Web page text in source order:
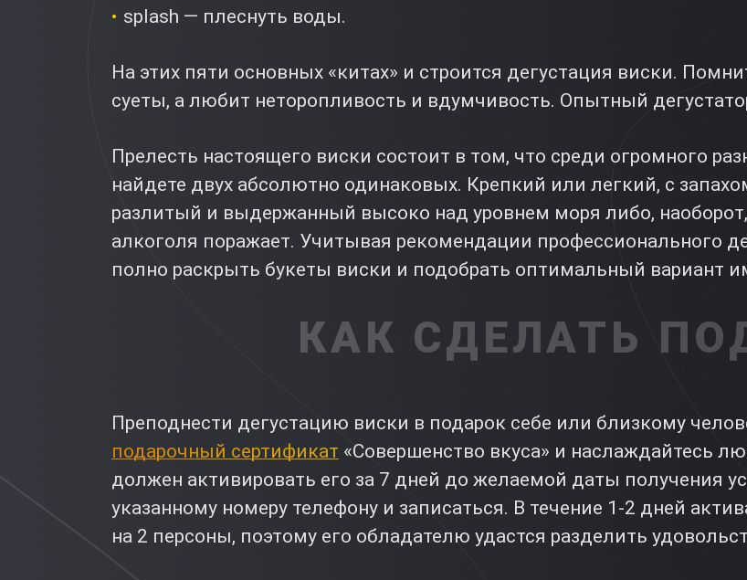
splash — плеснуть воды.
На этих пяти основных «китах» и строится дегустация виски.
суеты, а любит неторопливость и вдумчивость. Опытный
Прелесть настоящего виски состоит в том, что среди огромного
найдете двух абсолютно одинаковых. Крепкий или легкий, с
разлитый и выдержанный высоко над уровнем моря либо,
алкоголя поражает. Учитывая рекомендации профессионального
полно раскрыть букеты виски и подобрать оптимальный вариант
КАК СДЕЛАТЬ
Преподнести дегустацию виски в подарок себе или близкому
подарочный сертификат «Совершенство вкуса» и наслаждайтесь
должен активировать его за 7 дней до желаемой даты получения
указанному номеру телефону и записаться. В течение 1-2 дней
на 2 персоны, поэтому его обладателю удастся разделить